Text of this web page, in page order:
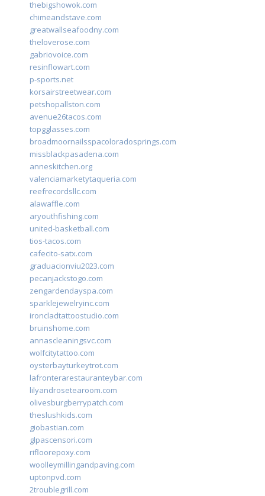
thebigshowok.com
chimeandstave.com
greatwallseafoodny.com
theloverose.com
gabriovoice.com
resinflowart.com
p-sports.net
korsairstreetwear.com
petshopallston.com
avenue26tacos.com
topgglasses.com
broadmoornailsspacoloradosprings.com
missblackpasadena.com
anneskitchen.org
valenciamarketytaqueria.com
reefrecordsllc.com
alawaffle.com
aryouthfishing.com
united-basketball.com
tios-tacos.com
cafecito-satx.com
graduacionviu2023.com
pecanjackstogo.com
zengardendayspa.com
sparklejewelryinc.com
ironcladtattoostudio.com
bruinshome.com
annascleaningsvc.com
wolfcitytattoo.com
oysterbayturkeytrot.com
lafronterarestauranteybar.com
lilyandrosetearoom.com
olivesburgberrypatch.com
theslushkids.com
giobastian.com
glpascensori.com
rifloorepoxy.com
woolleymillingandpaving.com
uptonpvd.com
2troublegrill.com